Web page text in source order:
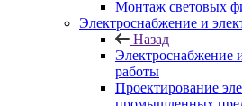
Монтаж световых
Электроснабжение и
Назад
Электроснабжение
работы
Проектирование